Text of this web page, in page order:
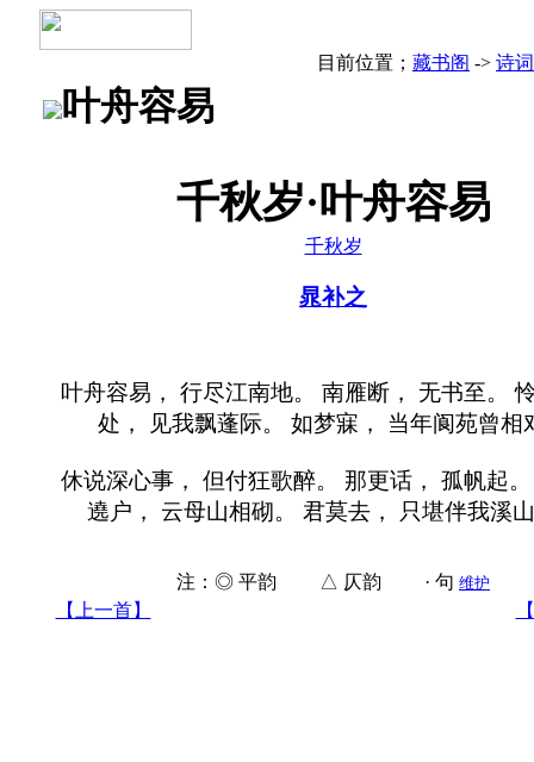
目前位置； 藏书阁 -> 诗词
叶舟容易
千秋岁·叶舟容易
千秋岁
晁补之
叶舟容易， 行尽江南地。 南雁断， 无书至。
处， 见我飘蓬际。 如梦寐， 当年阆苑曾相
休说深心事， 但付狂歌醉。 那更话， 孤帆起
遶户， 云母山相砌。 君莫去， 只堪伴我溪
注：◎ 平韵 △ 仄韵 · 句 维护
【上一首】